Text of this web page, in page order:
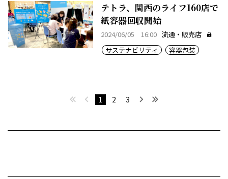
テトラ、関西のライフ160店で
紙容器回収開始
2024/06/05 16:00 流通・販売店
サステナビリティ
容器包装
最初へ 前へ
1 2 3 次へ